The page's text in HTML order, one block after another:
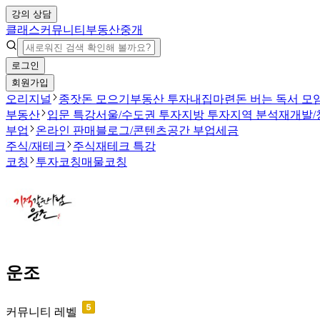
강의 상담
클래스커뮤니티 부동산중개
로그인
회원가입
오리지널 종잣돈 모으기 부동산 투자내집마련 돈 버는 독서 모
부동산
입문 특강서울/수도권 투자지방 투자지역 분석재개발/
부업
온라인 판매 블로그/콘텐츠공간 부업세금
주식/재테크
주식재테크 특강
코칭
투자코칭매물코칭
운조
커뮤니티 레벨